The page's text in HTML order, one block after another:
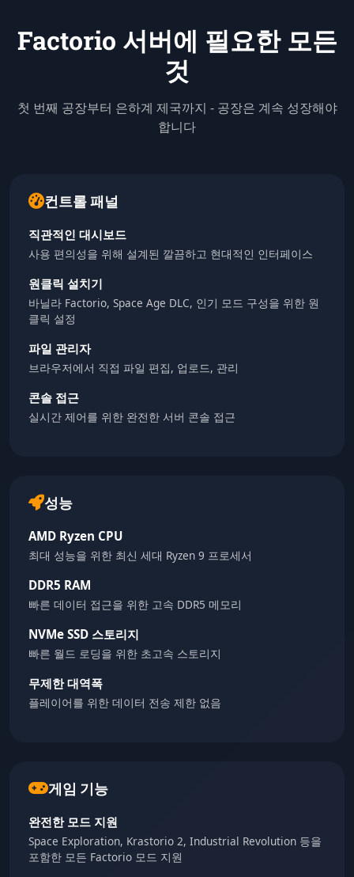
Factorio 서버에 필요한 모든
것
첫 번째 공장부터 은하계 제국까지 - 공장은 계속 성장해야
합니다
컨트롤 패널
직관적인 대시보드
사용 편의성을 위해 설계된 깔끔하고 현대적인 인터페이스
원클릭 설치기
바닐라 Factorio, Space Age DLC, 인기 모드 구성을 위한 원
클릭 설정
파일 관리자
브라우저에서 직접 파일 편집, 업로드, 관리
콘솔 접근
실시간 제어를 위한 완전한 서버 콘솔 접근
성능
AMD Ryzen CPU
최대 성능을 위한 최신 세대 Ryzen 9 프로세서
DDR5 RAM
빠른 데이터 접근을 위한 고속 DDR5 메모리
NVMe SSD 스토리지
빠른 월드 로딩을 위한 초고속 스토리지
무제한 대역폭
플레이어를 위한 데이터 전송 제한 없음
게임 기능
완전한 모드 지원
Space Exploration, Krastorio 2, Industrial Revolution 등을
포함한 모든 Factorio 모드 지원